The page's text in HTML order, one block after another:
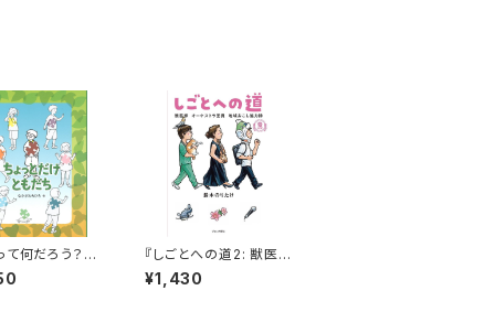
て何だろう？小
んで欲しい本】
とだけ ともだ
『しごとへの道2: 獣医
師 オーケストラ団員 地
域おこし協力隊』
¥1,430